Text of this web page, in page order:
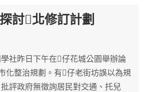
討北修訂計劃
學社昨日下午在仔花城公園舉辦論
化整治規劃。有仔老街坊誤以為規
評政府無徵詢居民對交通、托兒